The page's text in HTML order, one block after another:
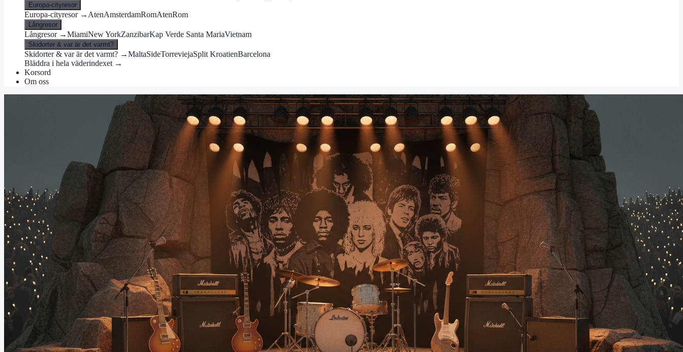
Europa-cityresor
Europa-cityresor → AtenAmsterdamRomAtenRom
Långresor
Långresor →MiamiNew YorkZanzibarKap Verde Santa MariaVietnam
Skidorter & var är det varmt?
Skidorter & var är det varmt? →MaltaSideTorreviejaSplit KroatienBarcelona
Bläddra i hela väderindexet →
Korsord
Om oss